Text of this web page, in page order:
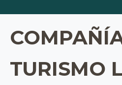
TURISMO